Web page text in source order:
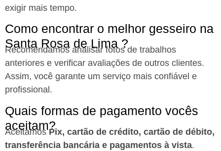
exigir mais tempo.
Como encontrar o melhor gesseiro na
Santa Rosa de Lima ?
Recomendamos analisar fotos de trabalhos
anteriores e verificar avaliações de outros clientes.
Assim, você garante um serviço mais confiável e
profissional.
Quais formas de pagamento vocês
aceitam?
AceitamosPix, cartão de crédito, cartão de débito,
transferência bancária e pagamentos à vista.